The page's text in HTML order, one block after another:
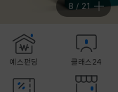
9 / 21
예스펀딩 클래스24